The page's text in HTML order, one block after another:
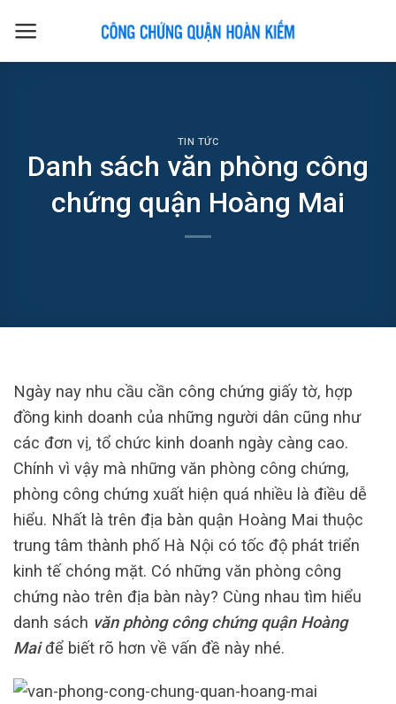
TIN TỨC
Danh sách văn phòng công
chứng quận Hoàng Mai
Ngày nay nhu cầu cần công chứng giấy tờ, hợp
đồng kinh doanh của những người dân cũng như
các đơn vị, tổ chức kinh doanh ngày càng cao.
Chính vì vậy mà những văn phòng công chứng,
phòng công chứng xuất hiện quá nhiều là điều dễ
hiểu. Nhất là trên địa bàn quận Hoàng Mai thuộc
trung tâm thành phố Hà Nội có tốc độ phát triển
kinh tế chóng mặt. Có những văn phòng công
chứng nào trên địa bàn này? Cùng nhau tìm hiểu
danh sách văn phòng công chứng quận Hoàng
Maiđể biết rõ hơn về vấn đề này nhé.